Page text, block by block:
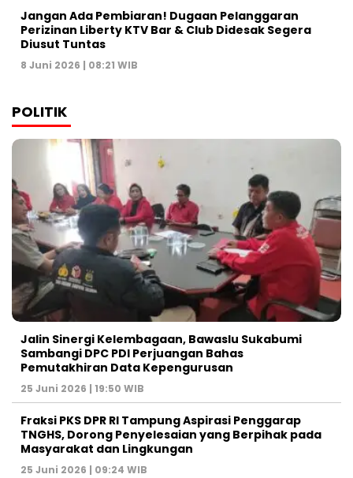
Jangan Ada Pembiaran! Dugaan Pelanggaran
Perizinan Liberty KTV Bar & Club Didesak Segera
Diusut Tuntas
8 Juni 2026 | 08:21 WIB
POLITIK
Jalin Sinergi Kelembagaan, Bawaslu Sukabumi
Sambangi DPC PDI Perjuangan Bahas
Pemutakhiran Data Kepengurusan
25 Juni 2026 | 19:50 WIB
‎Fraksi PKS DPR RI Tampung Aspirasi Penggarap
TNGHS, Dorong Penyelesaian yang Berpihak pada
Masyarakat dan Lingkungan‎
25 Juni 2026 | 09:24 WIB